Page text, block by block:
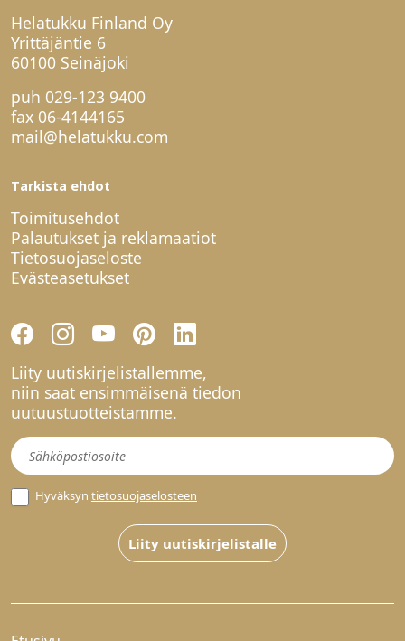
Helatukku Finland Oy
Yrittäjäntie 6
60100 Seinäjoki
puh 029-123 9400
fax 06-4144165
mail@helatukku.com
Tarkista ehdot
Toimitusehdot
Palautukset ja reklamaatiot
Tietosuojaseloste
Evästeasetukset
Liity uutiskirjelistallemme,
niin saat ensimmäisenä tiedon
uutuustuotteistamme.
Uutiskirje
Hyväksyn tietosuojaselosteen
Liity uutiskirjelistalle